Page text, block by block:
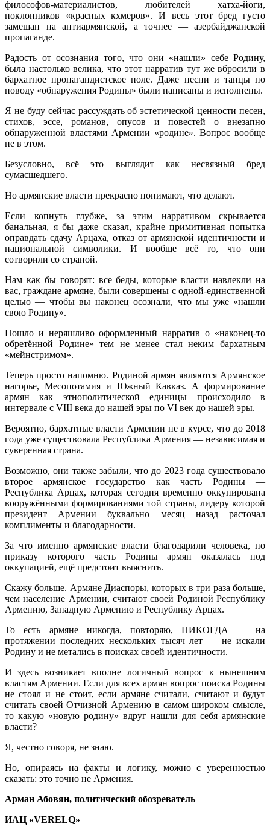
философов-материалистов, любителей хатха-йоги,
поклонников «красных кхмеров». И весь этот бред густо
замешан на антиармянской, а точнее — азербайджанской
пропаганде.
Радость от осознания того, что они «нашли» себе Родину,
была настолько велика, что этот нарратив тут же вбросили в
бархатное пропагандистское поле. Даже песни и танцы по
поводу «обнаружения Родины» были написаны и исполнены.
Я не буду сейчас рассуждать об эстетической ценности песен,
стихов, эссе, романов, опусов и повестей о внезапно
обнаруженной властями Армении «родине». Вопрос вообще
не в этом.
Безусловно, всё это выглядит как несвязный бред
сумасшедшего.
Но армянские власти прекрасно понимают, что делают.
Если копнуть глубже, за этим нарративом скрывается
банальная, я бы даже сказал, крайне примитивная попытка
оправдать сдачу Арцаха, отказ от армянской идентичности и
национальной символики. И вообще всё то, что они
сотворили со страной.
Нам как бы говорят: все беды, которые власти навлекли на
вас, граждане армяне, были совершены с одной-единственной
целью — чтобы вы наконец осознали, что мы уже «нашли
свою Родину».
Пошло и неряшливо оформленный нарратив о «наконец-то
обретённой Родине» тем не менее стал неким бархатным
«мейнстримом».
Теперь просто напомню. Родиной армян являются Армянское
нагорье, Месопотамия и Южный Кавказ. А формирование
армян как этнополитической единицы происходило в
интервале с VIII века до нашей эры по VI век до нашей эры.
Вероятно, бархатные власти Армении не в курсе, что до 2018
года уже существовала Республика Армения — независимая и
суверенная страна.
Возможно, они также забыли, что до 2023 года существовало
второе армянское государство как часть Родины —
Республика Арцах, которая сегодня временно оккупирована
вооружёнными формированиями той страны, лидеру которой
президент Армении буквально месяц назад расточал
комплименты и благодарности.
За что именно армянские власти благодарили человека, по
приказу которого часть Родины армян оказалась под
оккупацией, ещё предстоит выяснить.
Скажу больше. Армяне Диаспоры, которых в три раза больше,
чем население Армении, считают своей Родиной Республику
Армению, Западную Армению и Республику Арцах.
То есть армяне никогда, повторяю, НИКОГДА — на
протяжении последних нескольких тысяч лет — не искали
Родину и не метались в поисках своей идентичности.
И здесь возникает вполне логичный вопрос к нынешним
властям Армении. Если для всех армян вопрос поиска Родины
не стоял и не стоит, если армяне считали, считают и будут
считать своей Отчизной Армению в самом широком смысле,
то какую «новую родину» вдруг нашли для себя армянские
власти?
Я, честно говоря, не знаю.
Но, опираясь на факты и логику, можно с уверенностью
сказать: это точно не Армения.
Арман Абовян, политический обозреватель
ИАЦ «VERELQ»